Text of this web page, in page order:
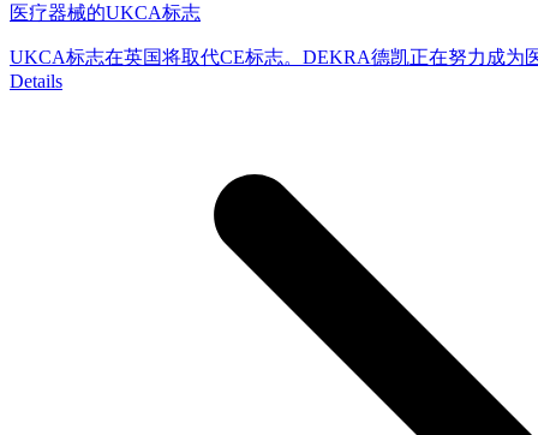
医疗器械的UKCA标志
UKCA标志在英国将取代CE标志。DEKRA德凯正在努力成为
Details